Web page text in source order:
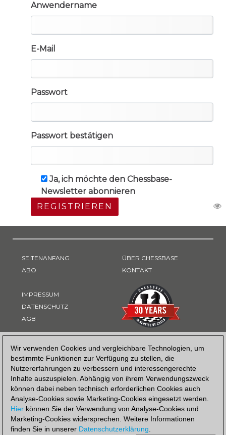
Wir verwenden Cookies und vergleichbare Technologien, um
bestimmte Funktionen zur Verfügung zu stellen, die
Nutzererfahrungen zu verbessern und interessengerechte
Inhalte auszuspielen. Abhängig von ihrem Verwendungszweck
können dabei neben technisch erforderlichen Cookies auch
Analyse-Cookies sowie Marketing-Cookies eingesetzt werden.
Hier können Sie der Verwendung von Analyse-Cookies und
Marketing-Cookies widersprechen. Weitere Informationen
finden Sie in unserer Datenschutzerklärung.
Anwendername
E-Mail
Passwort
Passwort bestätigen
Ja, ich möchte den Chessbase-
Newsletter abonnieren
REGISTRIEREN
SEITENANFANG
ABO
IMPRESSUM
DATENSCHUTZ
AGB
ÜBER CHESSBASE
KONTAKT
ZAHLUNGSART